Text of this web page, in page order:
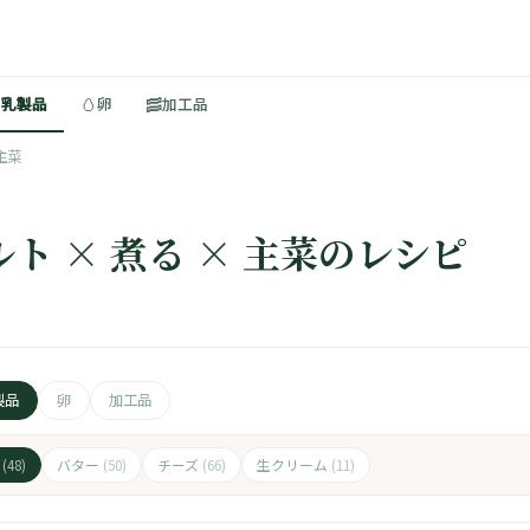
製品 🥚卵 🥓加工品
菜
ト × 煮る × 主菜のレシピ
品 卵 加工品
(48) バター (50) チーズ (66) 生クリーム (11)